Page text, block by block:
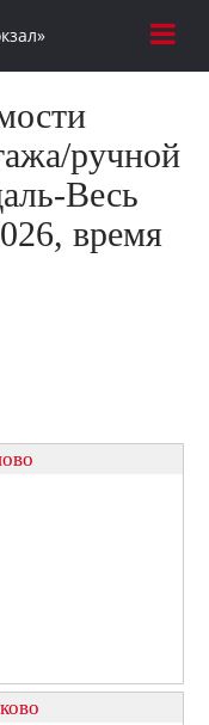
ручной
Весь
время